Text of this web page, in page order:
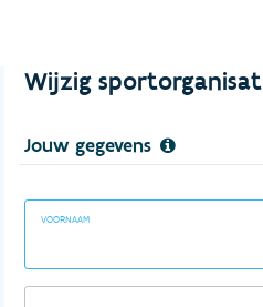
Wijzig
Jouw gegevens
VOORNAAM